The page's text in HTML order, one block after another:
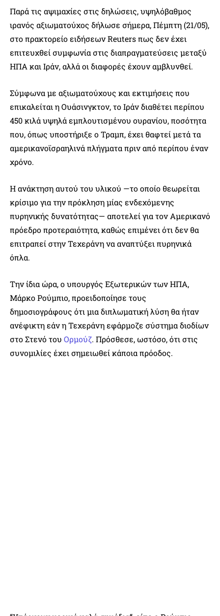
Παρά τις αψιμαχίες στις δηλώσεις, υψηλόβαθμος
ιρανός αξιωματούχος δήλωσε σήμερα, Πέμπτη (21/05),
στο πρακτορείο ειδήσεων Reuters πως δεν έχει
επιτευχθεί συμφωνία στις διαπραγματεύσεις μεταξύ
ΗΠΑ και Ιράν, αλλά οι διαφορές έχουν αμβλυνθεί.
Σύμφωνα με αξιωματούχους και εκτιμήσεις που
επικαλείται η Ουάσινγκτον, το Ιράν διαθέτει περίπου
450 κιλά υψηλά εμπλουτισμένου ουρανίου, ποσότητα
που, όπως υποστήριξε ο Τραμπ, έχει θαφτεί μετά τα
αμερικανοϊσραηλινά πλήγματα πριν από περίπου έναν
χρόνο.
Η ανάκτηση αυτού του υλικού —το οποίο θεωρείται
κρίσιμο για την πρόκληση μίας ενδεχόμενης
πυρηνικής δυνατότητας— αποτελεί για τον Αμερικανό
πρόεδρο προτεραιότητα, καθώς επιμένει ότι δεν θα
επιτραπεί στην Τεχεράνη να αναπτύξει πυρηνικά
όπλα.
Την ίδια ώρα, ο υπουργός Εξωτερικών των ΗΠΑ,
Μάρκο Ρούμπιο, προειδοποίησε τους
δημοσιογράφους ότι μια διπλωματική λύση θα ήταν
ανέφικτη εάν η Τεχεράνη εφάρμοζε σύστημα διοδίων
στο Στενό του Ορμούζ. Πρόσθεσε, ωστόσο, ότι στις
συνομιλίες έχει σημειωθεί κάποια πρόοδος.